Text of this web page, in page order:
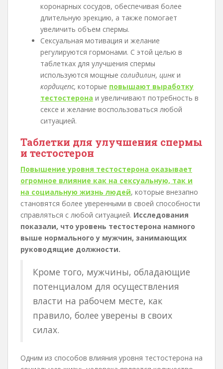
коронарных сосудов, обеспечивая более
длительную эрекцию, а также помогает
увеличить объем спермы.
Сексуальная мотивация и желание
регулируются гормонами. С этой целью в
таблетках для улучшения спермы
используются мощные солидилин, цинк и
кордицепс, которые повышают выработку
тестостерона и увеличивают потребность в
сексе и желание воспользоваться любой
ситуацией.
Таблетки для улучшения спермы
и тестостерон
Повышение уровня тестостерона оказывает
огромное влияние как на сексуальную, так и
на социальную жизнь людей, которые внезапно
становятся более уверенными в своей способности
справляться с любой ситуацией. Исследования
показали, что уровень тестостерона намного
выше нормального у мужчин, занимающих
руководящие должности.
Кроме того, мужчины, обладающие
потенциалом для осуществления
власти на рабочем месте, как
правило, более уверены в своих
силах.
Одним из способов влияния уровня тестостерона на